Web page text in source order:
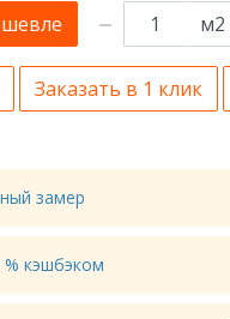
м2
Заказать в 1 клик
замер
кэшбэком